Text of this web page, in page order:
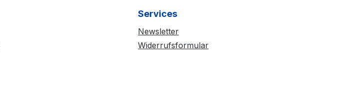
Services
Newsletter
Widerrufsformular